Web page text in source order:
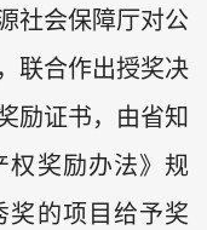
社会保障厅对公
联合作出授奖决
励证书，由省知
权奖励办法》规
奖的项目给予奖